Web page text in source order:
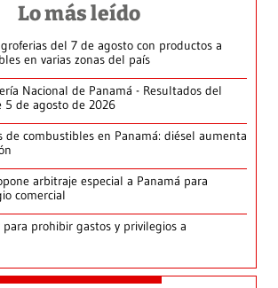
Lo más leído
del 7 de agosto con productos a
en varias zonas del país
Nacional de Panamá - Resultados del
5 de agosto de 2026
de combustibles en Panamá: diésel aumenta
arbitraje especial a Panamá para
comercial
para prohibir gastos y privilegios a